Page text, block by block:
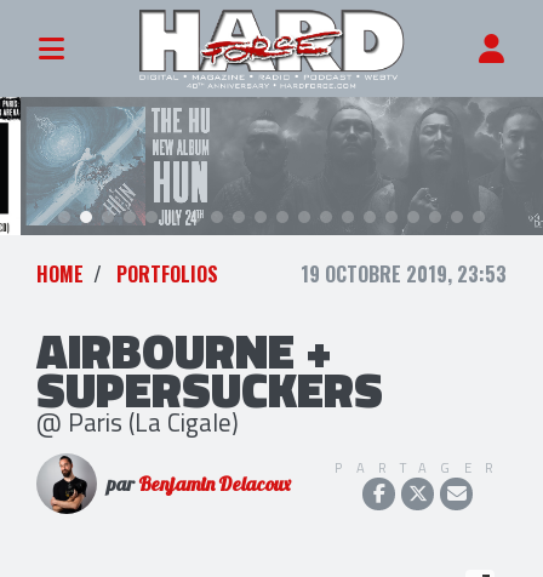
HOME PORTFOLIOS 19 OCTOBRE 2019, 23:53
AIRBOURNE +
SUPERSUCKERS
@ Paris (La Cigale)
parBenjamin Delacoux
PARTAGER